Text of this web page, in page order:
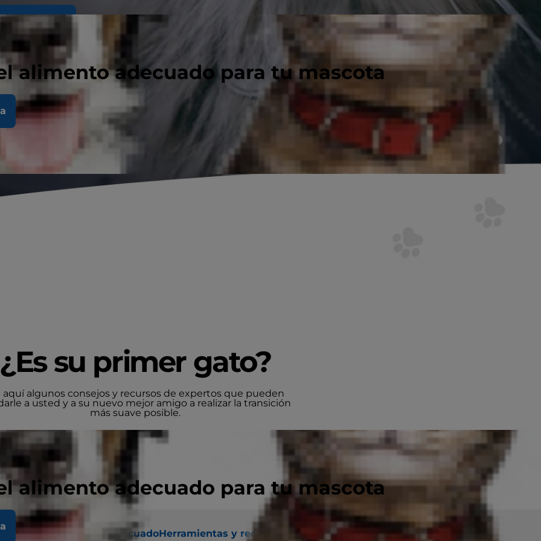
alimento adecuado para tu mascota
alimento adecuado para tu mascota
para gatos
¿Es su primer gato?
aquí algunos consejos y recursos de expertos que pueden
a usted y a su nuevo mejor amigo a realizar la transición
más suave posible.
el alimento adecuadoHerramientas y recursos